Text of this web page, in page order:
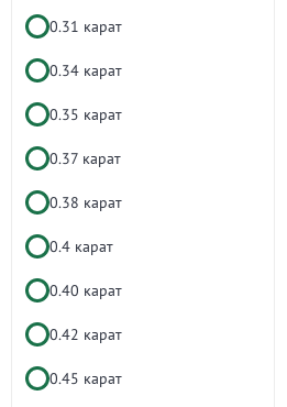
0.31 карат
0.34 карат
0.35 карат
0.37 карат
0.38 карат
0.4 карат
0.40 карат
0.42 карат
0.45 карат